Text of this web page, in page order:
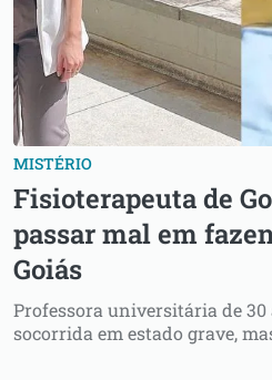
MISTÉRIO
Fisioterapeuta de
passar mal em
Goiás
Professora universitária de 30
socorrida em estado grave,